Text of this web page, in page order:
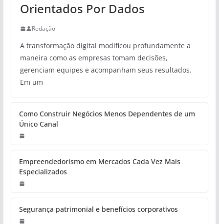
Orientados Por Dados
Redação
A transformação digital modificou profundamente a
maneira como as empresas tomam decisões,
gerenciam equipes e acompanham seus resultados.
Em um
Como Construir Negócios Menos Dependentes de um
Único Canal
Empreendedorismo em Mercados Cada Vez Mais
Especializados
Segurança patrimonial e benefícios corporativos